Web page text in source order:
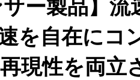
サー製品】
を自在にコ
現性を両立